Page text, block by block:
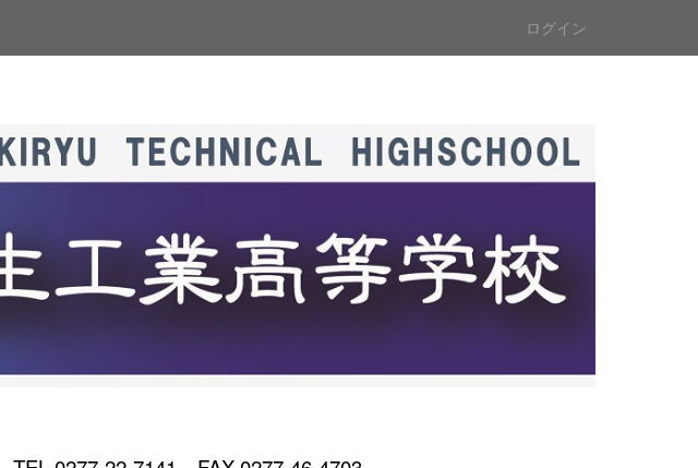
ログイン